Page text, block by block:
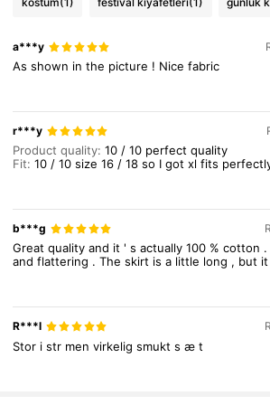
4,86
4,86 4.2M Takipçiler
4,86
a***y
Asshown inthe picture ! Nicefabric
r***y
Product quality:10/10 perfectquality
Fit:10/10size16/18so Igotxlfits
b***g
Greatqualityand it 'sactually100 %cotton
andflattering .Theskirt isa little long , but it
R***l
Stor istr menvirkeligsmuktsæt